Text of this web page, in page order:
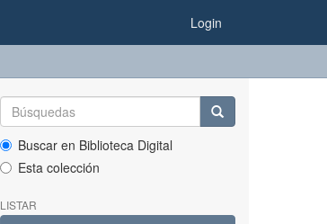
Login
Buscar en Biblioteca Digital
Esta colección
LISTAR